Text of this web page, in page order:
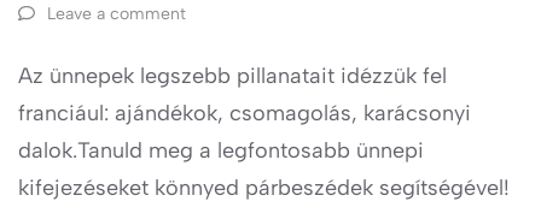
Leave a comment
Az ünnepek legszebb pillanatait idézzük fel
franciául: ajándékok, csomagolás, karácsonyi
dalok.Tanuld meg a legfontosabb ünnepi
kifejezéseket könnyed párbeszédek segítségével!